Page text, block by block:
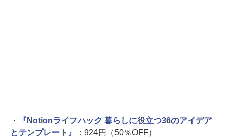
・
『Notionライフハック 暮らしに役立つ36のアイデア
とテンプレート』
：924円（50％OFF）